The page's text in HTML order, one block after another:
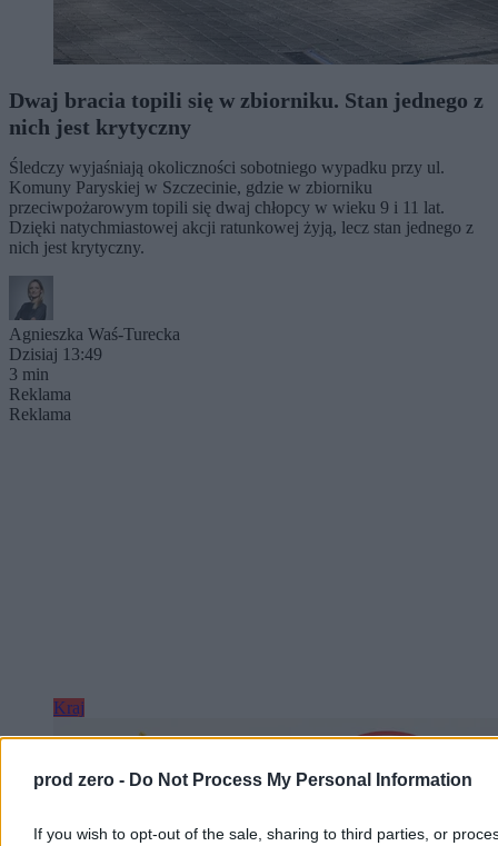
prod zero - Do Not Process My Personal Information
If you wish to opt-out of the sale, sharing to third parties, or
Dwaj bracia topili się w zbiorniku. Stan jednego z
nich jest krytyczny
Śledczy wyjaśniają okoliczności sobotniego wypadku przy ul.
Komuny Paryskiej w Szczecinie, gdzie w zbiorniku
przeciwpożarowym topili się dwaj chłopcy w wieku 9 i 11 lat.
Dzięki natychmiastowej akcji ratunkowej żyją, lecz stan jednego z
nich jest krytyczny.
Agnieszka Waś-Turecka
Dzisiaj 13:49
3 min
Reklama
Reklama
Kraj